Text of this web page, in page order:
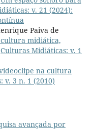
v. 21 (2024):
Paiva de
midiática,
Culturas Midiáticas: v. 1
na cultura
v. 3 n. 1 (2010)
avançada por